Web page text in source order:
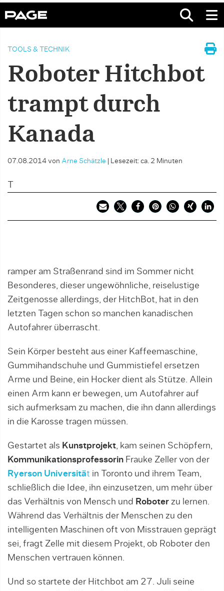
TOOLS & TECHNIK
Roboter Hitchbot
trampt durch
Kanada
07.08.2014 von Arne Schätzle Lesezeit: ca. 2 Minuten
ramper am Straßenrand sind im Sommer nicht
Besonderes, dieser ungewöhnliche, reiselustige
Zeitgenosse allerdings, der HitchBot, hat in den
letzten Tagen schon so manchen kanadischen
Autofahrer überrascht.
Sein Körper besteht aus einer Kaffeemaschine,
Gummihandschuhe und Gummistiefel ersetzen
Arme und Beine, ein Hocker dient als Stütze. Allein
einen Arm kann er bewegen, um Autofahrer auf
sich aufmerksam zu machen, die ihn dann allerdings
in die Karosse tragen müssen.
Gestartet als Kunstprojekt, kam seinen Schöpfern,
Kommunikationsprofessorin Frauke Zeller von der
Ryerson Universität in Toronto und ihrem Team,
schließlich die Idee, ihn einzusetzen, um mehr über
das Verhältnis von Mensch und Roboter zu lernen.
Während das Verhältnis der Menschen zu den
intelligenten Maschinen oft von Misstrauen geprägt
sei, fragt Zelle mit diesem Projekt, ob Roboter den
Menschen vertrauen können.
Und so startete der Hitchbot am 27. Juli seine